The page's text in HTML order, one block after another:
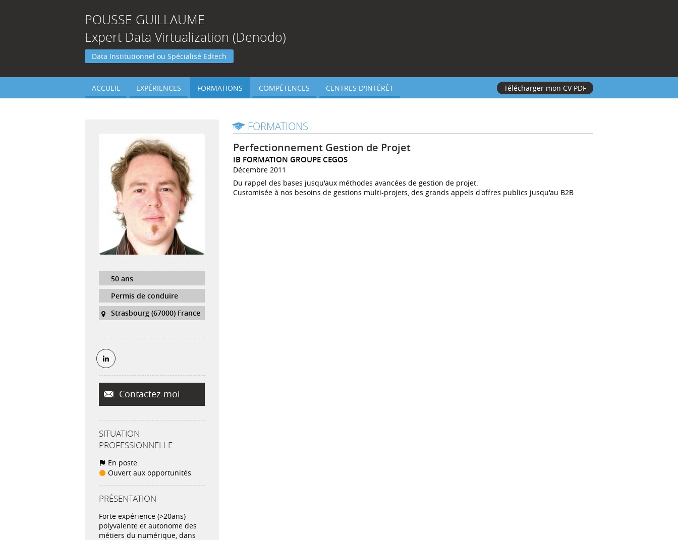
POUSSE GUILLAUME
Expert Data Virtualization (Denodo)
Data Institutionnel ou Spécialisé Edtech
ACCUEIL EXPÉRIENCES FORMATIONS COMPÉTENCES CENTRES D'INTÉRÊT Télécharger mon CV PDF
50 ans
Permis de conduire
Strasbourg (67000) France
Contactez-moi
SITUATION
PROFESSIONNELLE
En poste
Ouvert aux opportunités
PRÉSENTATION
Forte expérience (>20ans)
polyvalente et autonome des
métiers du numérique, dans
FORMATIONS
Perfectionnement Gestion de Projet
IB FORMATION GROUPE CEGOS
Décembre 2011
Du rappel des bases jusqu'aux méthodes avancées de gestion de projet.
Customisée à nos besoins de gestions multi-projets, des grands appels d'offres publics jusqu'au B2B.